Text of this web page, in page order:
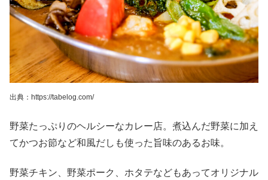
出典：https://tabelog.com/
野菜たっぷりのヘルシーなカレー店。煮込んだ野菜に加え
てかつお節など和風だしも使った旨味のあるお味。
野菜チキン、野菜ポーク、ホタテなどもあってオリジナル